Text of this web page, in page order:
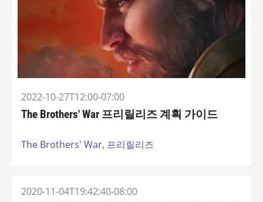
2022-10-27T12:00-07:00
The Brothers' War 프리릴리즈 계획 가이드
The Brothers' War, 프리릴리즈
2020-11-04T19:42:40-08:00